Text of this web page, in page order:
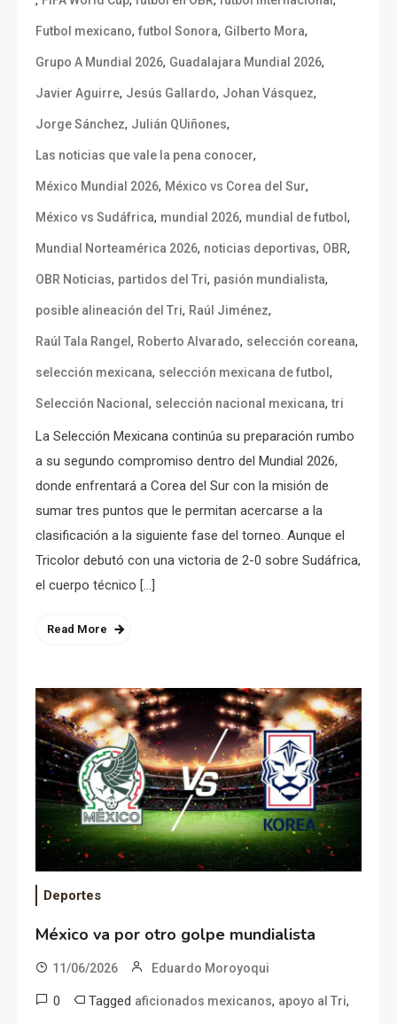
Futbol mexicano, futbol Sonora, Gilberto Mora,
Grupo A Mundial 2026, Guadalajara Mundial 2026,
Javier Aguirre, Jesús Gallardo, Johan Vásquez,
Jorge Sánchez, Julián QUiñones,
Las noticias que vale la pena conocer,
México Mundial 2026, México vs Corea del Sur,
México vs Sudáfrica, mundial 2026, mundial de futbol ,
Mundial Norteamérica 2026, noticias deportivas, OBR,
OBR Noticias, partidos del Tri, pasión mundialista,
posible alineación del Tri, Raúl Jiménez,
Raúl Tala Rangel , Roberto Alvarado, selección coreana,
selección mexicana, selección mexicana de futbol ,
Selección Nacional , selección nacional mexicana,tri
La Selección Mexicana continúa su preparación rumbo
a su segundo compromiso dentro del Mundial 2026,
donde enfrentará a Corea del Sur con la misión de
sumar tres puntos que le permitan acercarse a la
clasificación a la siguiente fase del torneo. Aunque el
Tricolor debutó con una victoria de 2-0 sobre Sudáfrica,
el cuerpo técnico […]
Read More
Deportes
México va por otro golpe mundialista
11/06/2026 Eduardo Moroyoqui
0 Tagged aficionados mexicanos, apoyo al Tri,